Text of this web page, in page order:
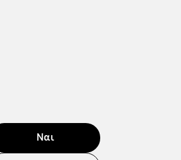
Ναι